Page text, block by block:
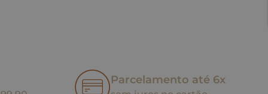
Parcelamento até 6x